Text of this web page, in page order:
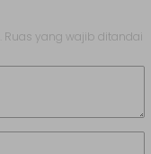
Ruas yang wajib ditandai